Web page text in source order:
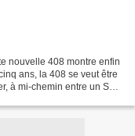
nouvelle 408 montre enfin
ans, la 408 se veut être
à mi-chemin entre un SUV